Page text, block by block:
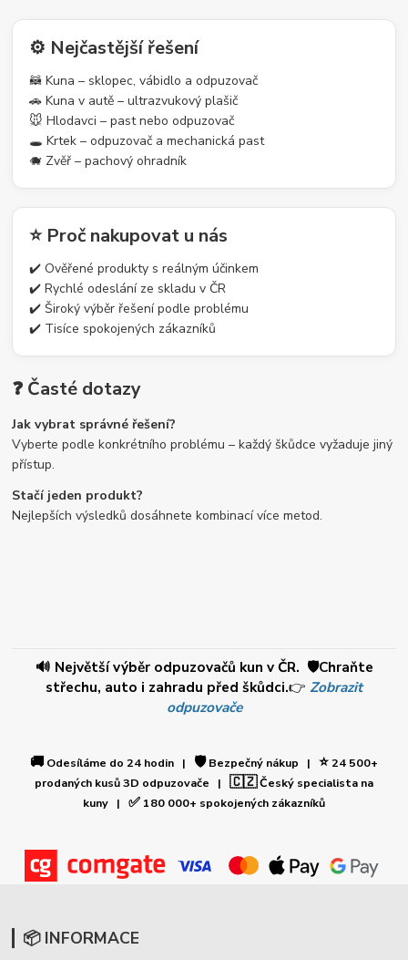
⚙️ Nejčastější řešení
🦝 Kuna – sklopec, vábidlo a odpuzovač
🚗 Kuna v autě – ultrazvukový plašič
🐭 Hlodavci – past nebo odpuzovač
🕳️ Krtek – odpuzovač a mechanická past
🐗 Zvěř – pachový ohradník
⭐ Proč nakupovat u nás
✔️ Ověřené produkty s reálným účinkem
✔️ Rychlé odeslání ze skladu v ČR
✔️ Široký výběr řešení podle problému
✔️ Tisíce spokojených zákazníků
❓ Časté dotazy
Jak vybrat správné řešení?
Vyberte podle konkrétního problému – každý škůdce vyžaduje jiný
přístup.
Stačí jeden produkt?
Nejlepších výsledků dosáhnete kombinací více metod.
🔊 Největší výběr odpuzovačů kun v ČR. 🛡️Chraňte
střechu, auto i zahradu před škůdci.👉 Zobrazit
odpuzovače
🚚 Odesíláme do 24 hodin | 🛡️Bezpečný nákup | ⭐24 500+
prodaných kusů 3D odpuzovače | 🇨🇿Český specialista na
kuny | ✅ 180 000+ spokojených zákazníků
📦 INFORMACE